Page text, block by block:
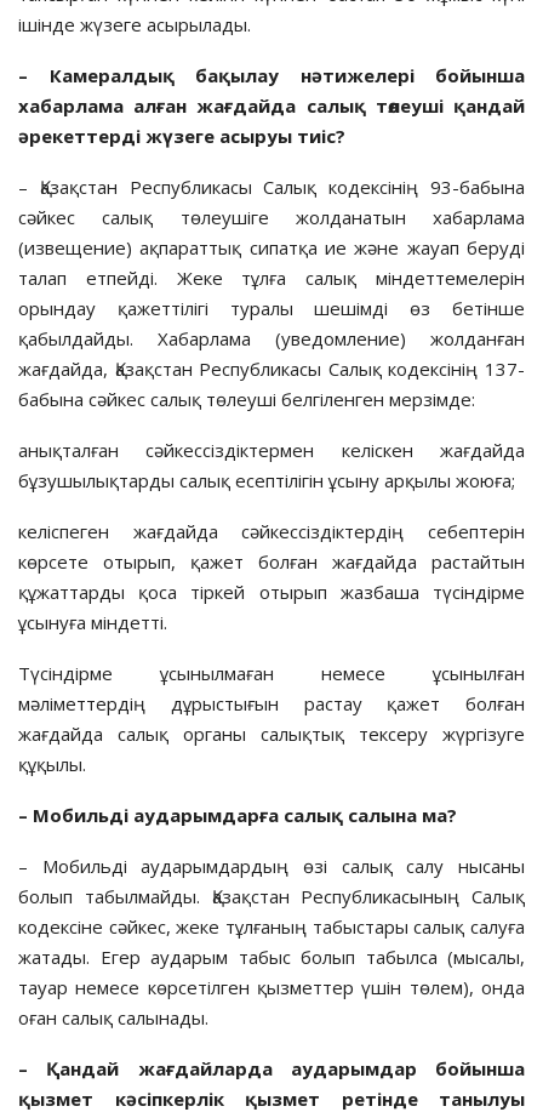
ішінде жүзеге асырылады.
– Камералдық бақылау нәтижелері бойынша
хабарлама алған жағдайда салық төлеуші қандай
әрекеттерді жүзеге асыруы тиіс?
– Қазақстан Республикасы Салық кодексінің 93-бабына
сәйкес салық төлеушіге жолданатын хабарлама
(извещение) ақпараттық сипатқа ие және жауап беруді
талап етпейді. Жеке тұлға салық міндеттемелерін
орындау қажеттілігі туралы шешімді өз бетінше
қабылдайды. Хабарлама (уведомление) жолданған
жағдайда, Қазақстан Республикасы Салық кодексінің 137-
бабына сәйкес салық төлеуші белгіленген мерзімде:
анықталған сәйкессіздіктермен келіскен жағдайда
бұзушылықтарды салық есептілігін ұсыну арқылы жоюға;
келіспеген жағдайда сәйкессіздіктердің себептерін
көрсете отырып, қажет болған жағдайда растайтын
құжаттарды қоса тіркей отырып жазбаша түсіндірме
ұсынуға міндетті.
Түсіндірме ұсынылмаған немесе ұсынылған
мәліметтердің дұрыстығын растау қажет болған
жағдайда салық органы салықтық тексеру жүргізуге
құқылы.
– Мобильді аударымдарға салық салына ма?
– Мобильді аударымдардың өзі салық салу нысаны
болып табылмайды. Қазақстан Республикасының Салық
кодексіне сәйкес, жеке тұлғаның табыстары салық салуға
жатады. Егер аударым табыс болып табылса (мысалы,
тауар немесе көрсетілген қызметтер үшін төлем), онда
оған салық салынады.
– Қандай жағдайларда аударымдар бойынша
қызмет кәсіпкерлік қызмет ретінде танылуы